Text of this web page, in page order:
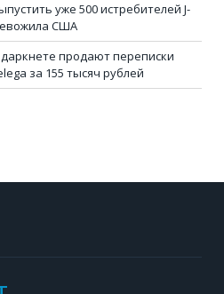
уже 500 истребителей J-
США
продают переписки
за 155 тысяч рублей